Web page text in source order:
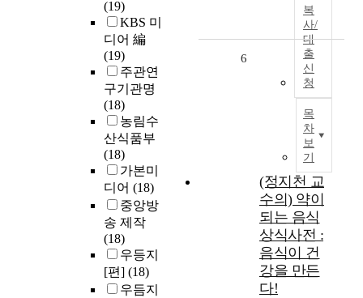
(19)
KBS 미
디어 編
(19)
주관연
구기관명
(18)
농림수
산식품부
(18)
가본미
디어 (18)
중앙방
송 제작
(18)
우등지
[편] (18)
우듬지
복
사/
대
출
신
청
목
차
보
기
6
(정지천 교
수의) 약이
되는 음식
상식사전 :
음식이 건
강을 만든
다!